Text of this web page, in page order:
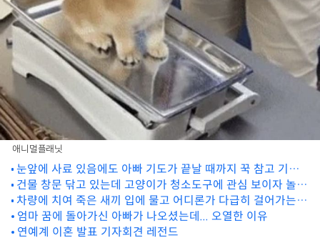
애니멀플래닛
눈앞에 사료 있음에도 아빠 기도가 끝날 때까지 꾹 참고 기다
리는 강아지
건물 창문 닦고 있는데 고양이가 청소도구에 관심 보이자 놀아
주는 아저씨
차량에 치여 죽은 새끼 입에 물고 어디론가 다급히 걸어가는
어미개의 절규
엄마 꿈에 돌아가신 아빠가 나오셨는데... 오열한 이유
연예계 이혼 발표 기자회견 레전드